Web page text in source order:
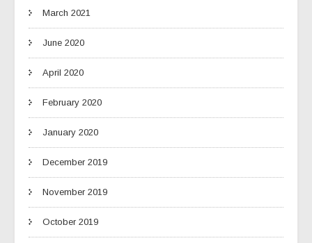
March 2021
June 2020
April 2020
February 2020
January 2020
December 2019
November 2019
October 2019